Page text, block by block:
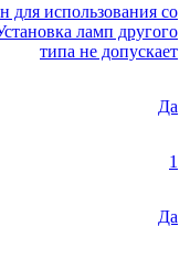
для использования со
ламп другого
типа не допускает
Да
1
Да